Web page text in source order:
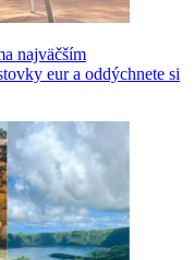
najväčším
eur a oddýchnete si